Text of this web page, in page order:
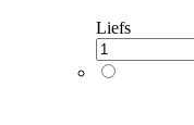
Liefs